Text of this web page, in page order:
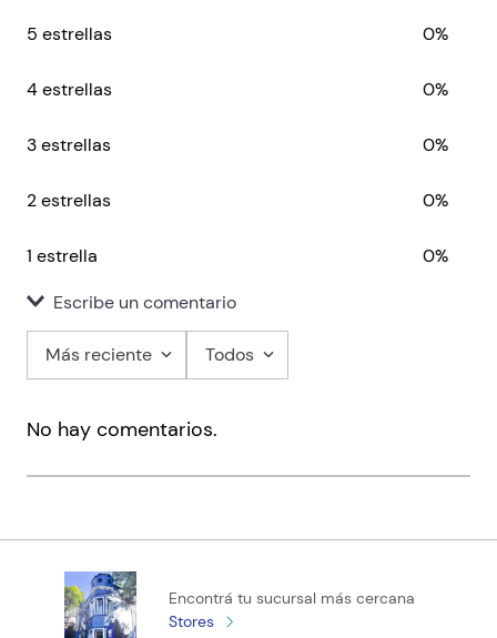
5 estrellas
0%
4 estrellas 0%
3 estrellas 0%
2 estrellas 0%
1 estrella
0%
Escribe un comentario
Título
★★★★★
Tu nombre
Más reciente Todos
No hay comentarios.
Encontrá tu sucursal más cercana
Stores